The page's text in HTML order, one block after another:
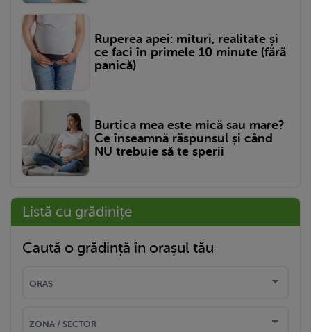
Ruperea apei: mituri, realitate și
ce faci în primele 10 minute (fără
panică)
Burtica mea este mică sau mare?
Ce înseamnă răspunsul și când
NU trebuie să te sperii
Listă cu grădinițe
Caută o grădință în orașul tău